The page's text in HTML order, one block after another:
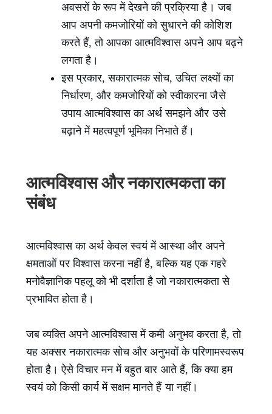
अवसरों के रूप में देखने की प्रक्रिया है। जब
आप अपनी कमजोरियों को सुधारने की कोशिश
करते हैं, तो आपका आत्मविश्वास अपने आप बढ़ने
लगता है।
इस प्रकार, सकारात्मक सोच, उचित लक्ष्यों का
निर्धारण, और कमजोरियों को स्वीकारना जैसे
उपाय आत्मविश्वास का अर्थ समझने और उसे
बढ़ाने में महत्वपूर्ण भूमिका निभाते हैं।
आत्मविश्वास और नकारात्मकता का
संबंध
आत्मविश्वास का अर्थ केवल स्वयं में आस्था और अपने
क्षमताओं पर विश्वास करना नहीं है, बल्कि यह एक गहरे
मनोवैज्ञानिक पहलू को भी दर्शाता है जो नकारात्मकता से
प्रभावित होता है।
जब व्यक्ति अपने आत्मविश्वास में कमी अनुभव करता है, तो
यह अक्सर नकारात्मक सोच और अनुभवों के परिणामस्वरूप
होता है। ऐसे विचार मन में बहुत बार आते हैं, कि क्या हम
स्वयं को किसी कार्य में सक्षम मानते हैं या नहीं।